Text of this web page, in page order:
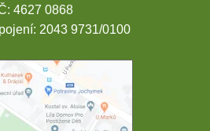
4627 0868
2043 9731/0100